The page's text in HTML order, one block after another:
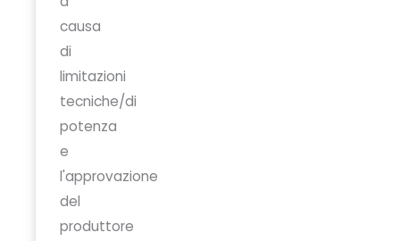
causa
di
limitazioni
tecniche/di
potenza
e
l'approvazione
del
produttore